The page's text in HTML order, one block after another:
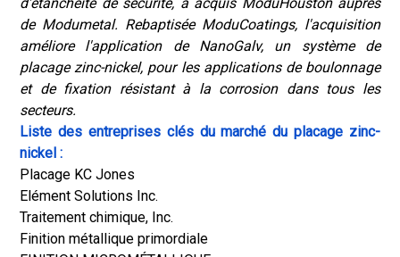
de Modumetal. Rebaptisée ModuCoatings, l'acquisition
améliore l'application de NanoGalv, un système de
placage zinc-nickel, pour les applications de boulonnage
et de fixation résistant à la corrosion dans tous les
secteurs.
Liste des entreprises clés du marché du placage zinc-
nickel :
Placage KC Jones
Elément Solutions Inc.
Traitement chimique, Inc.
Finition métallique primordiale